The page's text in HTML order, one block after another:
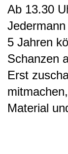
Ab 13.30
Jedermann
5 Jahren
Schanzen
Erst
Material